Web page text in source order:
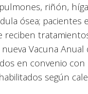
riñón,
ósea;
Vacuna
en convenio
según